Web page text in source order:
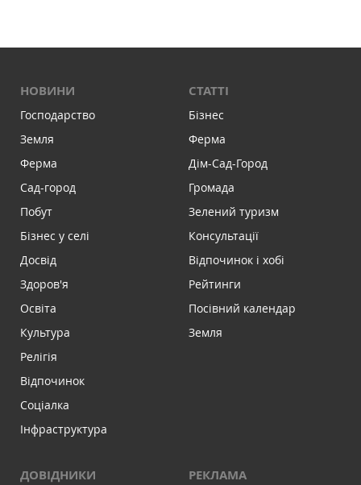
НОВИНИ
Господарство
Земля
Ферма
Сад-город
Побут
Бізнес у селі
Досвід
Здоров'я
Освіта
Культура
Релігія
Відпочинок
Соціалка
Інфраструктура
СТАТТІ
Бізнес
Ферма
Дім-Сад-Город
Громада
Зелений туризм
Консультації
Відпочинок і хобі
Рейтинги
Посівний календар
Земля
ДОВІДНИКИ РЕКЛАМА